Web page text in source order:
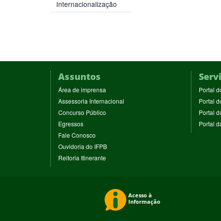
Internacionalização
Assuntos
Área de imprensa
em
nova
Assessoria Internacional
Concurso Público
Egressos(abre
nova
janela)
Fale Conosco
em
nova
janela)
Ouvidoria do IFPB(abre
Reitoria Itinerante(abre
Portal
Portal
Portal
Portal